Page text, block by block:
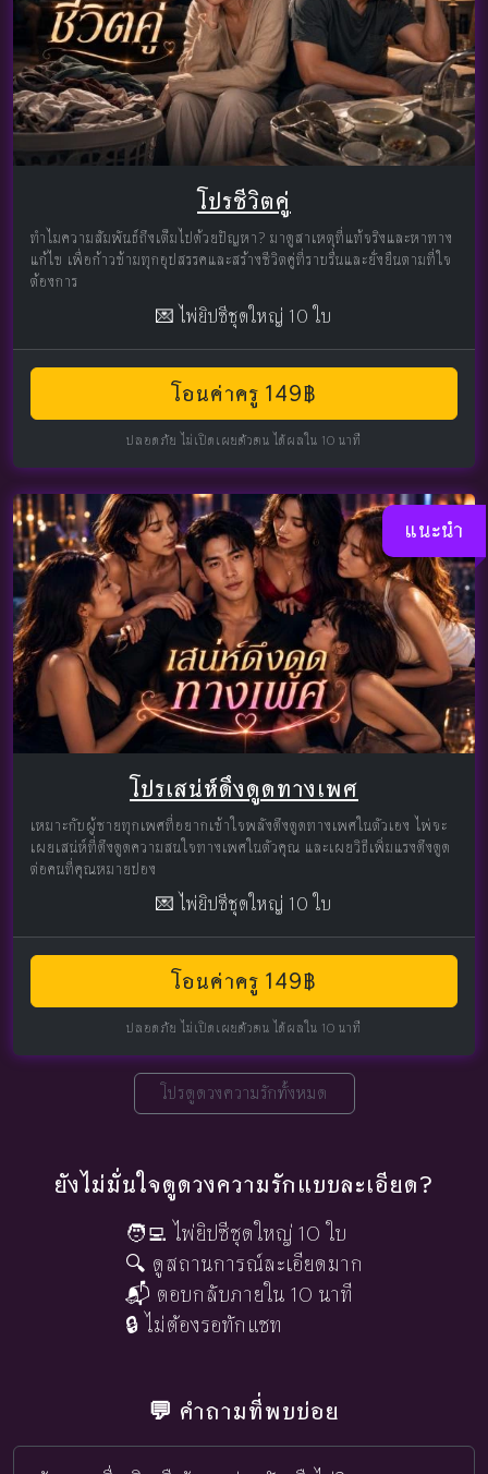
โปรชีวิตคู่
ทำไมความสัมพันธ์ถึงเต็มไปด้วยปัญหา? มาดูสาเหตุที่แท้จริงและหาทาง
แก้ไข เพื่อก้าวข้ามทุกอุปสรรคและสร้างชีวิตคู่ที่ราบรื่นและยั่งยืนตามที่ใจ
ต้องการ
💌 ไพ่ยิปซีชุดใหญ่ 10 ใบ
โอนค่าครู 149฿
ปลอดภัย ไม่เปิดเผยตัวตน ได้ผลใน 10 นาที
แนะนำ
โปรเสน่ห์ดึงดูดทางเพศ
เหมาะกับผู้ชายทุกเพศที่อยากเข้าใจพลังดึงดูดทางเพศในตัวเอง ไพ่จะ
เผยเสน่ห์ที่ดึงดูดความสนใจทางเพศในตัวคุณ และเผยวิธีเพิ่มแรงดึงดูด
ต่อคนที่คุณหมายปอง
💌 ไพ่ยิปซีชุดใหญ่ 10 ใบ
โอนค่าครู 149฿
ปลอดภัย ไม่เปิดเผยตัวตน ได้ผลใน 10 นาที
โปรดูดวงความรักทั้งหมด
ยังไม่มั่นใจดูดวงความรักแบบละเอียด?
🧑‍💻 ไพ่ยิปซีชุดใหญ่ 10 ใบ
🔍 ดูสถานการณ์ละเอียดมาก
📬 ตอบกลับภายใน 10 นาที
🔒 ไม่ต้องรอทักแชท
💬 คำถามที่พบบ่อย